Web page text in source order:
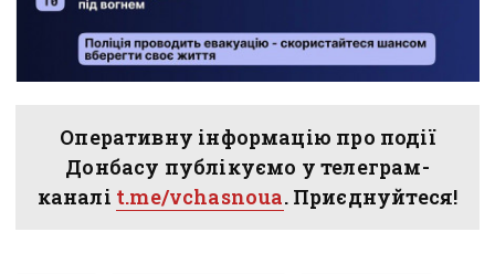
Оперативну інформацію про події
Донбасу публікуємо у телеграм-
каналі t.me/vchasnoua. Приєднуйтеся!